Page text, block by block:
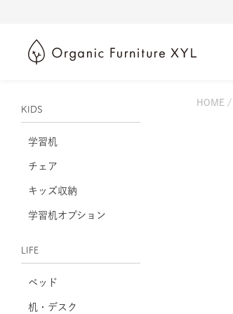
KIDS
学習机
チェア
キッズ収納
学習机オプション
LIFE
ベッド
机・デスク
HOME